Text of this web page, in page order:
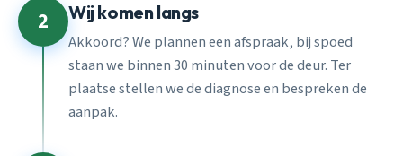
2 Wij komen langs
Akkoord? We plannen een afspraak, bij spoed
staan we binnen 30 minuten voor de deur. Ter
plaatse stellen we de diagnose en bespreken de
aanpak.